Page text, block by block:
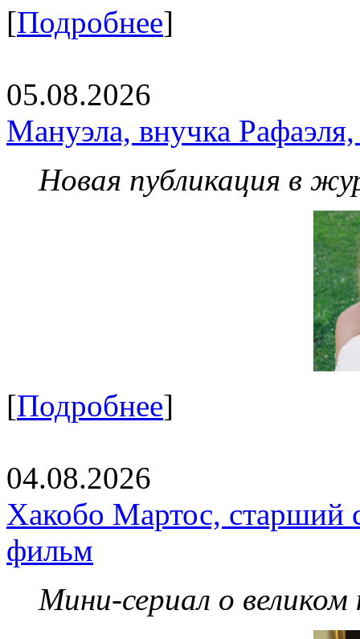
[Подробнее]
05.08.2026
Мануэла, внучка
Новая публикация в
[Подробнее]
04.08.2026
Хакобо Мартос, старший
фильм
Мини-сериал о великом